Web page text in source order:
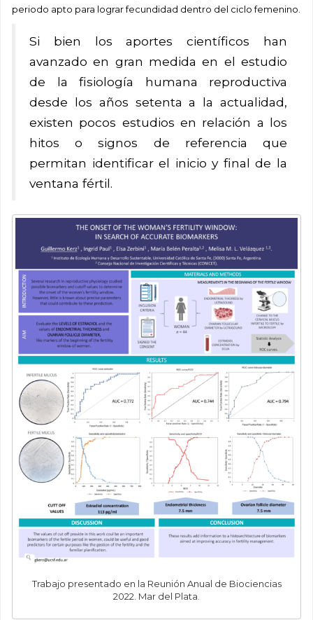
periodo apto para lograr fecundidad dentro del ciclo femenino.
Si bien los aportes científicos han
avanzado en gran medida en el estudio
de la fisiología humana reproductiva
desde los años setenta a la actualidad,
existen pocos estudios en relación a los
hitos o signos de referencia que
permitan identificar el inicio y final de la
ventana fértil.
Trabajo presentado en la Reunión Anual de Biociencias
2022. Mar del Plata.